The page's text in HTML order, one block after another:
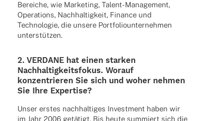
Berei­che, wie Marke­ting, Talent-Manage­ment,
Opera­ti­ons, Nach­hal­tig­keit, Finance und
Tech­no­lo­gie, die unsere Port­fo­lio­un­ter­neh­men
unterstützen.
2. VERDANE hat einen star­ken
Nach­hal­tig­keits­fo­kus. Worauf
konzen­trie­ren Sie sich und woher nehmen
Sie Ihre Expertise?
Unser erstes nach­hal­ti­ges Invest­ment haben wir
im Jahr 2006 getä­tigt. Bis heute summiert sich die